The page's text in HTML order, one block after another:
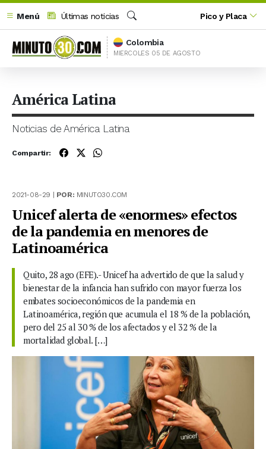
Menú
Últimas noticias
Buscar
Pico y Placa
Colombia
MIERCOLES 05 DE AGOSTO
América Latina
Noticias de América Latina
Compartir:
2021-08-29 | POR: MINUTO30.COM
Unicef alerta de «enormes» efectos
de la pandemia en menores de
Latinoamérica
Quito, 28 ago (EFE).- Unicef ha advertido de que la salud y
bienestar de la infancia han sufrido con mayor fuerza los
embates socioeconómicos de la pandemia en
Latinoamérica, región que acumula el 18 % de la población,
pero del 25 al 30 % de los afectados y el 32 % de la
mortalidad global. […]